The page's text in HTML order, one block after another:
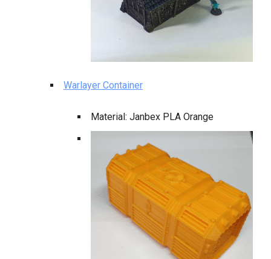
Warlayer Container
Material: Janbex PLA Orange